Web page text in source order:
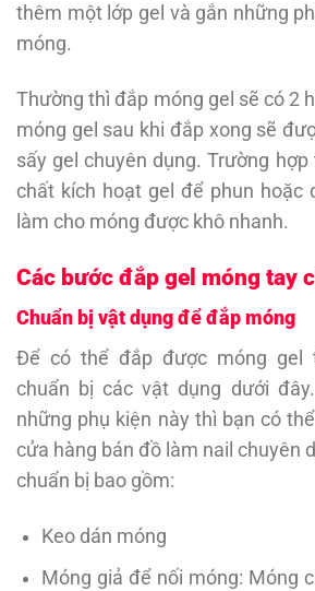
thêm một lớp gel và gắn những
móng.
Thường thì đắp móng gel sẽ có 2
móng gel sau khi đắp xong sẽ
sấy gel chuyên dụng. Trường
chất kích hoạt gel để phun hoặc
làm cho móng được khô nhanh.
Các bước đắp gel móng tay
Chuẩn bị vật dụng để đắp móng
Để có thể đắp được móng gel
chuẩn bị các vật dụng dưới
những phụ kiện này thì bạn có
cửa hàng bán đồ làm nail chuyên
chuẩn bị bao gồm:
Keo dán móng
Móng giả để nối móng: Móng